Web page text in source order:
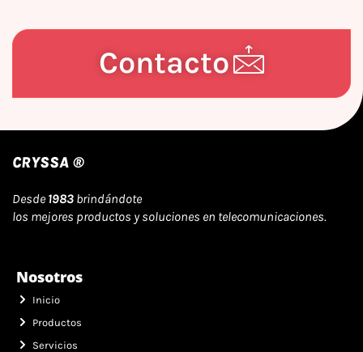
Contacto
CRYSSA ®
Desde 1983 brindándote
los mejores productos y soluciones en telecomunicaciones.
Nosotros
Inicio
Productos
Servicios